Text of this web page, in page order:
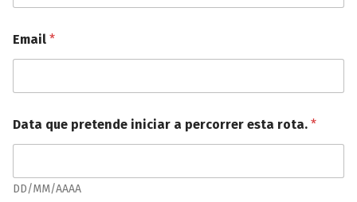
Email *
r
e
e
n
Data que pretende iniciar a percorrer esta rota. *
DD/MM/AAAA